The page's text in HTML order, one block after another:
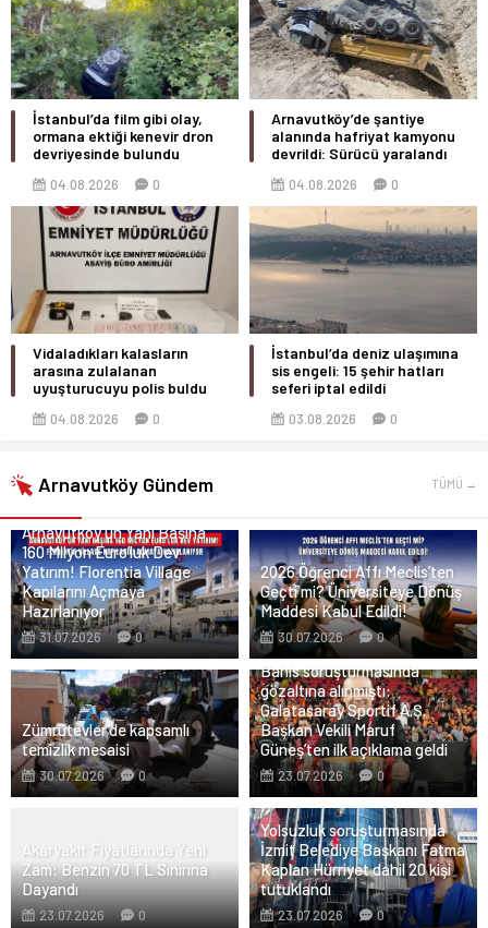
İstanbul’da film gibi olay,
ormana ektiği kenevir dron
devriyesinde bulundu
04.08.2026 0
Arnavutköy’de şantiye
alanında hafriyat kamyonu
devrildi: Sürücü yaralandı
04.08.2026 0
Vidaladıkları kalasların
arasına zulalanan
uyuşturucuyu polis buldu
04.08.2026 0
İstanbul’da deniz ulaşımına
sis engeli: 15 şehir hatları
seferi iptal edildi
03.08.2026 0
Arnavutköy Gündem TÜMÜ →
Arnavutköy’ün Yanı Başına
160 Milyon Euro’luk Dev
Yatırım! Florentia Village
Kapılarını Açmaya
Hazırlanıyor
31.07.2026 0
2026 Öğrenci Affı Meclis’ten
Geçti mi? Üniversiteye Dönüş
Maddesi Kabul Edildi!
30.07.2026 0
Zümrütevler’de kapsamlı
temizlik mesaisi
30.07.2026 0
Bahis soruşturmasında
gözaltına alınmıştı:
Galatasaray Sportif A.Ş.
Başkan Vekili Maruf
Güneş’ten ilk açıklama geldi
23.07.2026 0
Akaryakıt Fiyatlarında Yeni
Zam: Benzin 70 TL Sınırına
Dayandı
23.07.2026 0
Yolsuzluk soruşturmasında
İzmit Belediye Başkanı Fatma
Kaplan Hürriyet dahil 20 kişi
tutuklandı
23.07.2026 0